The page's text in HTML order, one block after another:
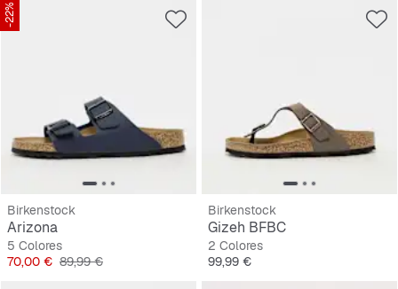
-22%
Birkenstock
Arizona
5 Colores
Precio
70,00 € Precio original
89,99 €
Birkenstock
Gizeh BFBC
2 Colores
Precio
99,99 €